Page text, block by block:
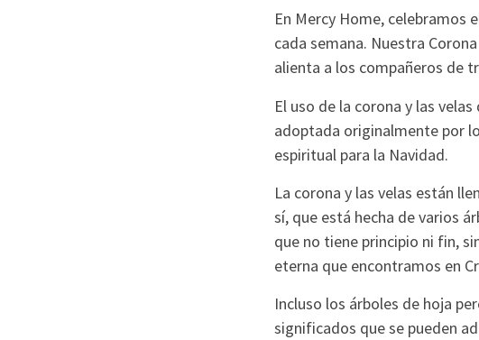
En Mercy Home, celebramos
cada semana. Nuestra
alienta a los compañeros de
El uso de la corona y las
adoptada originalmente por
espiritual para la Navidad.
La corona y las velas están
sí, que está hecha de varios
que no tiene principio ni fin,
eterna que encontramos en
Incluso los árboles de hoja
significados que se pueden